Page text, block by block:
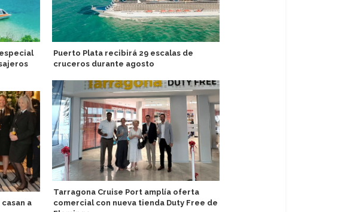
a
Puerto Plata recibirá 29 escalas de
cruceros durante agosto
Tarragona Cruise Port amplía oferta
comercial con nueva tienda Duty Free de